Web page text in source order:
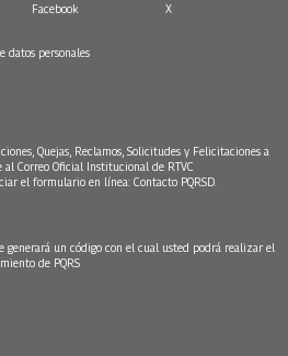
Facebook X
datos personales
Quejas, Reclamos, Solicitudes y Felicitaciones a
Correo Oficial Institucional de RTVC
el formulario en línea: Contacto PQRSD.
generará un código con el cual usted podrá realizar el
de PQRS